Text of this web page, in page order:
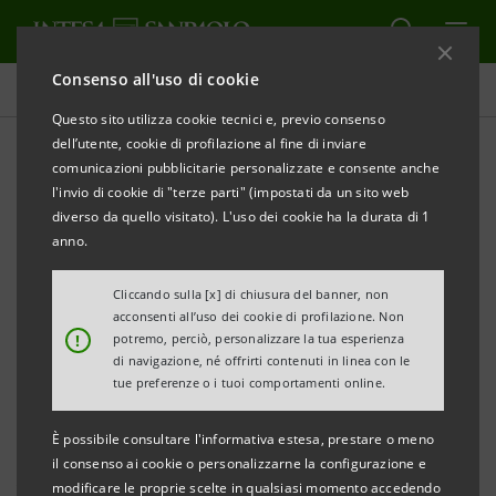
Consenso all'uso di cookie
Questo sito utilizza cookie tecnici e, previo consenso
dell’utente, cookie di profilazione al fine di inviare
comunicazioni pubblicitarie personalizzate e consente anche
l'invio di cookie di "terze parti" (impostati da un sito web
diverso da quello visitato). L'uso dei cookie ha la durata di 1
anno.
!
Cliccando sulla [x] di chiusura del banner, non
acconsenti all’uso dei cookie di profilazione. Non
potremo, perciò, personalizzare la tua esperienza
di navigazione, né offrirti contenuti in linea con le
tue preferenze o i tuoi comportamenti online.
È possibile consultare l'informativa estesa, prestare o meno
il consenso ai cookie o personalizzarne la configurazione e
modificare le proprie scelte in qualsiasi momento accedendo
Comunicati stampa
STAMPA
AGGIORNA
INTESA SANPAOLO SPONSOR DELLA SECONDA
EDIZIONE
Prosegue all’Arena Civica di Milano l’impegno “in
rosa” del primo gruppo bancario italiano
Appuntamento per le runners allo stand Intesa
Sanpaolo
Milano, 16 giugno 2017
- Intesa Sanpaolo è sponsor della